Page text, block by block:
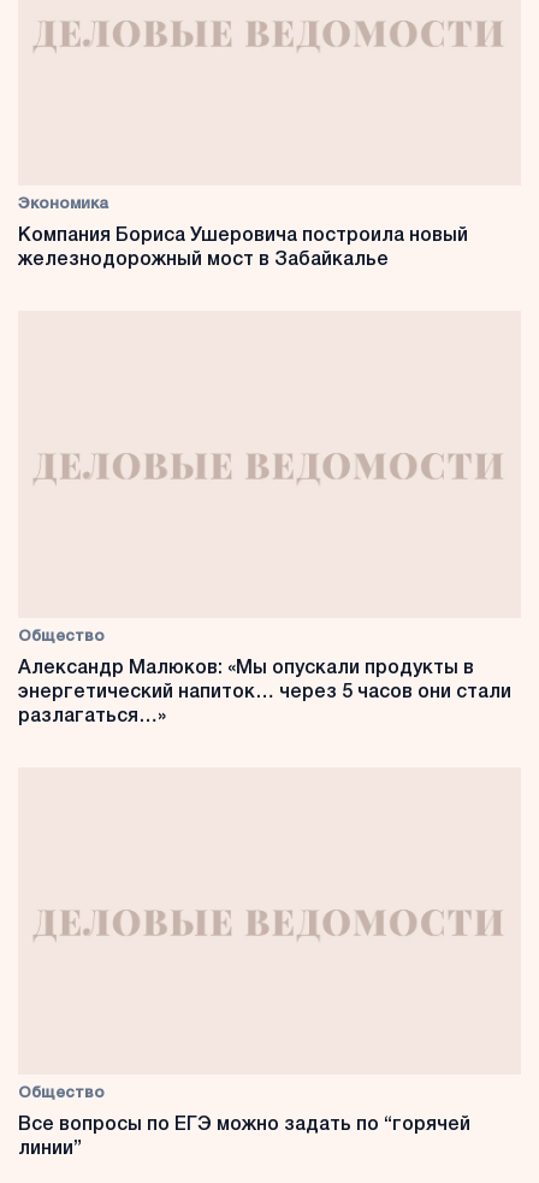
Экономика
Компания Бориса Ушеровича построила новый
железнодорожный мост в Забайкалье
Общество
Александр Малюков: «Мы опускали продукты в
энергетический напиток… через 5 часов они стали
разлагаться…»
Общество
Все вопросы по ЕГЭ можно задать по “горячей
линии”